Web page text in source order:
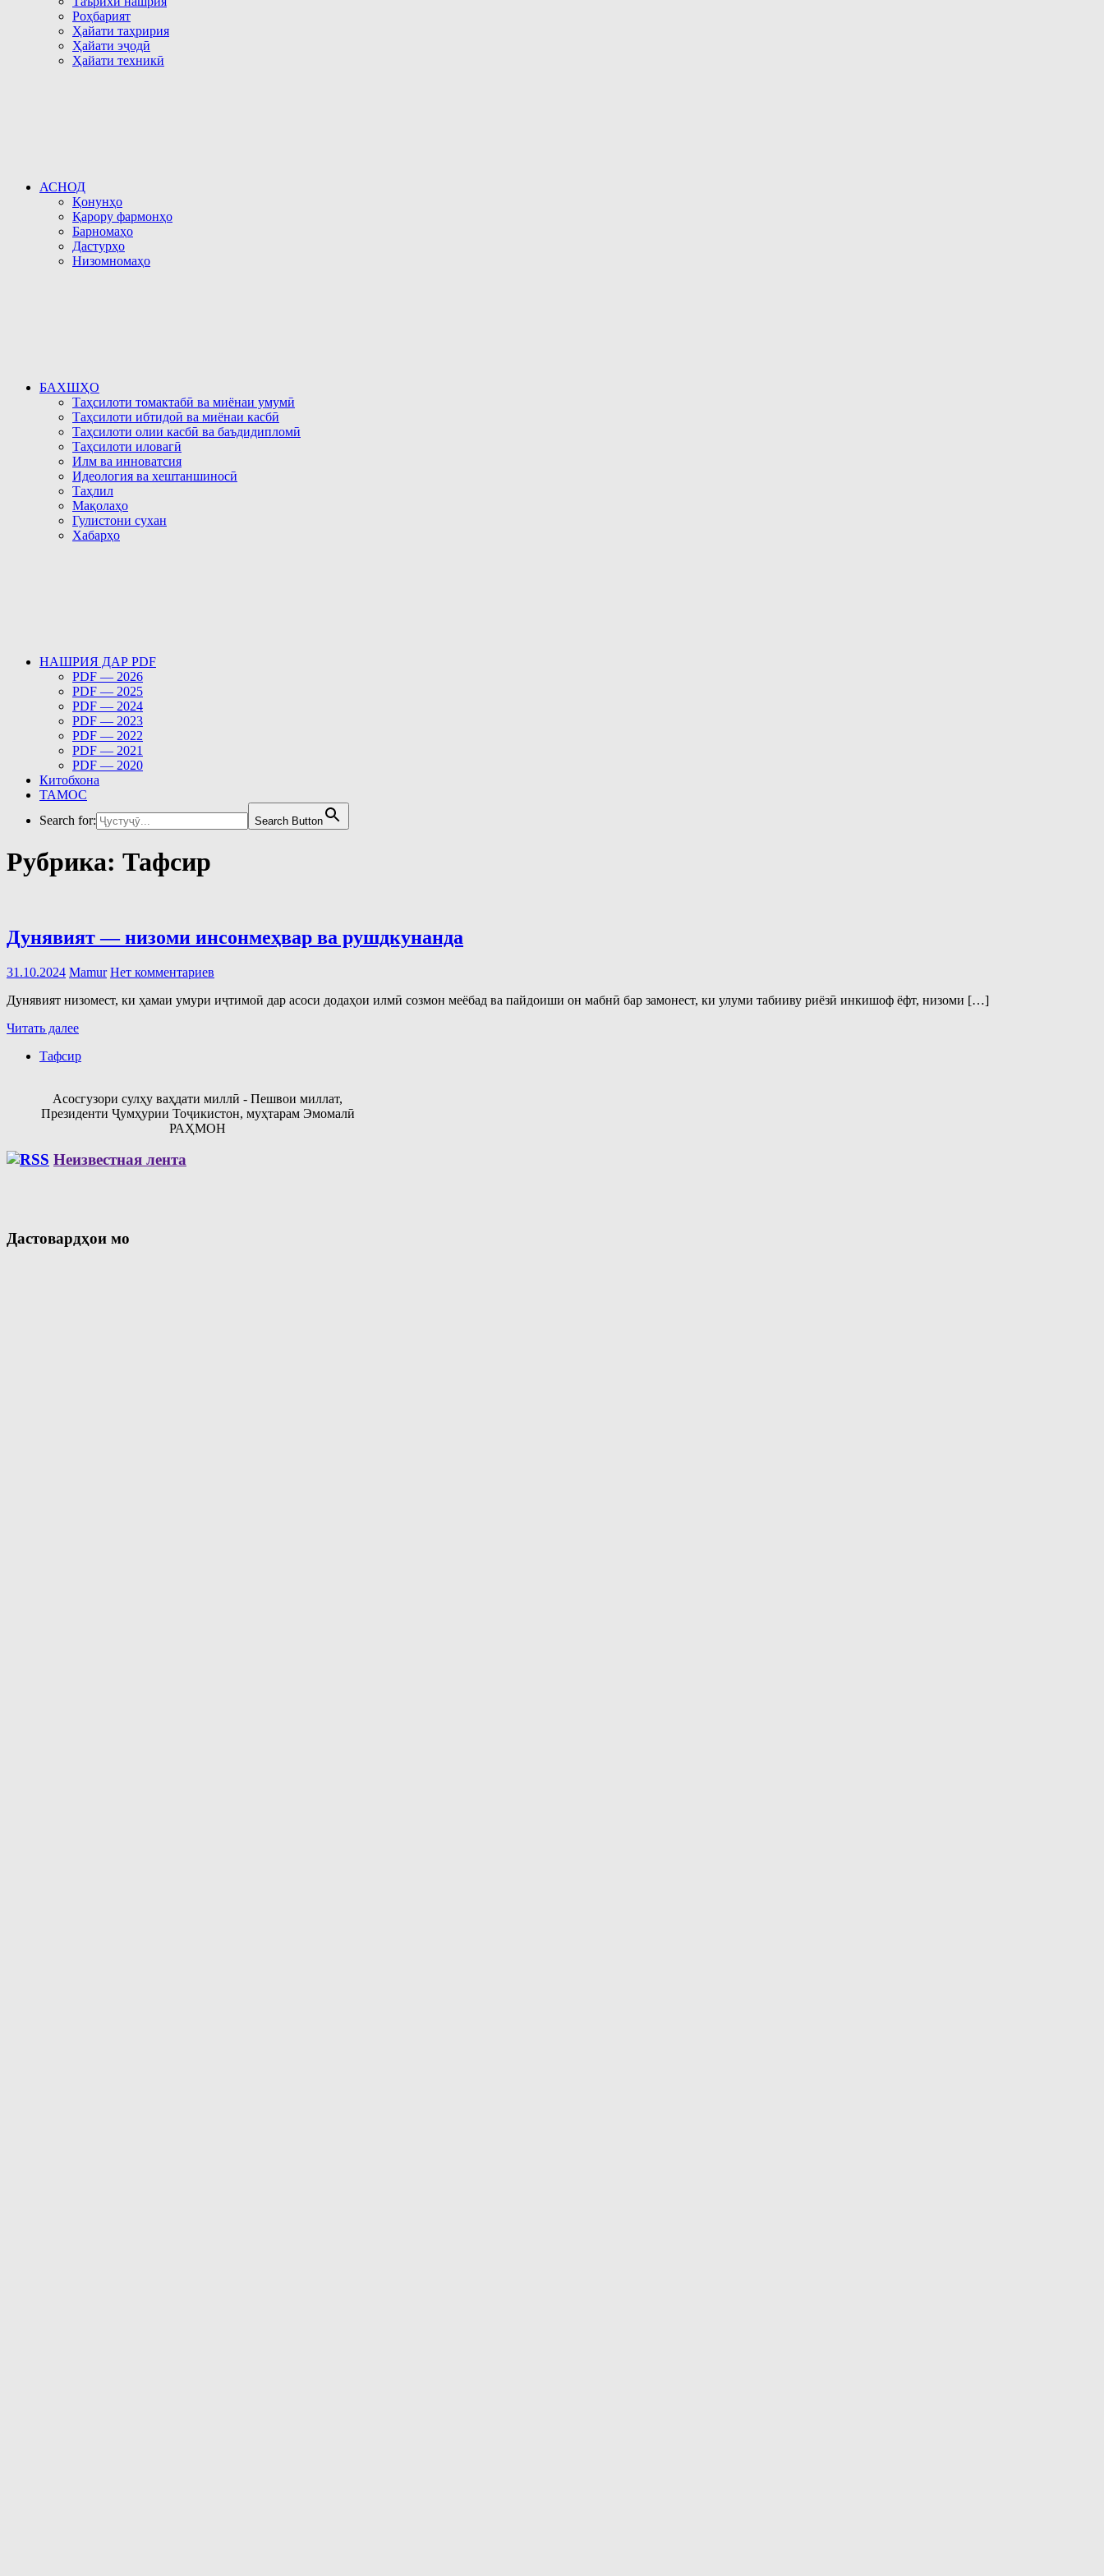
Роҳбарият
Ҳайати таҳририя
Ҳайати эҷодӣ
Ҳайати техникӣ
АСНОД
Қонунҳо
Қарору фармонҳо
Барномаҳо
Дастурҳо
Низомномаҳо
БАХШҲО
Таҳсилоти томактабӣ ва миёнаи умумӣ
Таҳсилоти ибтидоӣ ва миёнаи касбӣ
Таҳсилоти олии касбӣ ва баъдидипломӣ
Таҳсилоти иловагӣ
Илм ва инноватсия
Идеология ва хештаншиносӣ
Таҳлил
Мақолаҳо
Гулистони сухан
Хабарҳо
НАШРИЯ ДАР PDF
PDF — 2026
PDF — 2025
PDF — 2024
PDF — 2023
PDF — 2022
PDF — 2021
PDF — 2020
Китобхона
ТАМОС
Search for:
Search Button
Рубрика: Тафсир
Дунявият — низоми инсонмеҳвар ва рушдкунанда
31.10.2024 Mamur Нет комментариев
Дунявият низомест, ки ҳамаи умури иҷтимоӣ дар асоси додаҳои илмӣ соз­мон меёбад ва пайдоиши он мабнӣ бар замонест, ки улуми табииву риёзӣ инкишоф ёфт, низоми […]
Читать далее
Тафсир
Асосгузори сулҳу ваҳдати миллӣ - Пешвои миллат,
Президенти Ҷумҳурии Тоҷикистон, муҳтарам Эмомалӣ
РАҲМОН
Неизвестная лента
Дастовардҳои мо